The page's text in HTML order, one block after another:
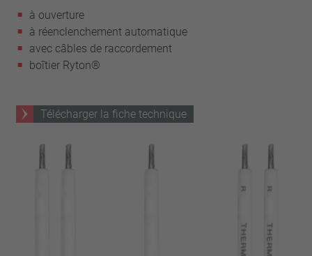
température standard (60 – 200 °C)
haute température (205 – 250 °C)
1,6 A – 7,5 A
4 A – 25 A
Rappel
réinitialisation automatique
avec isolation
sans isolation
Raccordement
filo metallico
à ouverture
à réenclenchement automatique
avec câbles de raccordement
boîtier Ryton®
Télécharger la fiche technique